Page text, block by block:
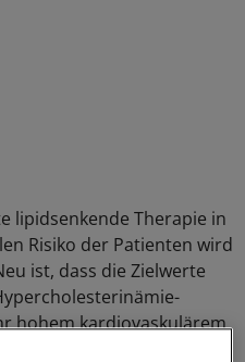
lipidsenkende Therapie in
Risiko der Patienten wird
ist, dass die Zielwerte
hohem kardiovaskulärem